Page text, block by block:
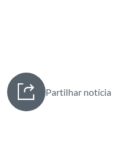
Partilhar notícia